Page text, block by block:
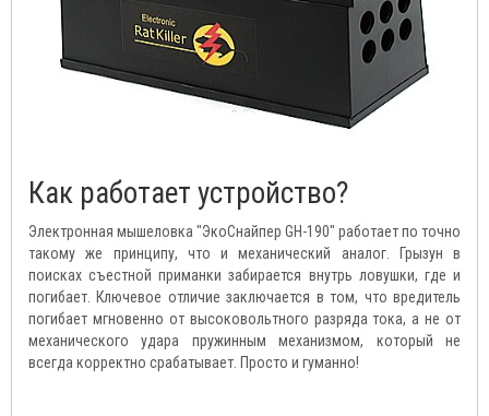
Как работает устройство?
Электронная мышеловка "ЭкоСнайпер GH-190" работает по точно
такому же принципу, что и механический аналог. Грызун в
поисках съестной приманки забирается внутрь ловушки, где и
погибает. Ключевое отличие заключается в том, что вредитель
погибает мгновенно от высоковольтного разряда тока, а не от
механического удара пружинным механизмом, который не
всегда корректно срабатывает. Просто и гуманно!